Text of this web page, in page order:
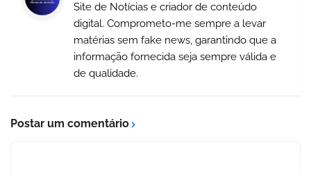
Site de Notícias e criador de conteúdo
digital. Comprometo-me sempre a levar
matérias sem fake news, garantindo que a
informação fornecida seja sempre válida e
de qualidade.
Postar um comentário